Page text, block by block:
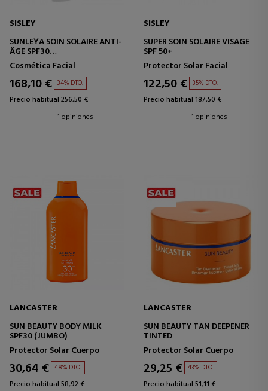
SISLEY
SUNLEŸA SOIN SOLAIRE ANTI-
ÂGE SPF30
CREMA PROTECTORA
ANTIEDAD
Cosmética Facial
168,10 € 34% DTO.
Precio habitual 256,50 €
1 opiniones
SISLEY
SUPER SOIN SOLAIRE VISAGE
SPF 50+
Protector Solar Facial
122,50 € 35% DTO.
Precio habitual 187,50 €
1 opiniones
LANCASTER
SUN BEAUTY BODY MILK
SPF30 (JUMBO)
Protector Solar Cuerpo
30,64 € 48% DTO.
Precio habitual 58,92 €
LANCASTER
SUN BEAUTY TAN DEEPENER
TINTED
Protector Solar Cuerpo
29,25 € 43% DTO.
Precio habitual 51,11 €